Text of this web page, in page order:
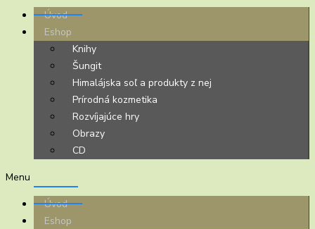
Úvod
Eshop
Knihy
Šungit
Himalájska soľ a produkty z nej
Prírodná kozmetika
Rozvíjajúce hry
Obrazy
CD
Menu
Úvod
Eshop